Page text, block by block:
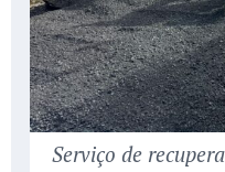
Serviço de